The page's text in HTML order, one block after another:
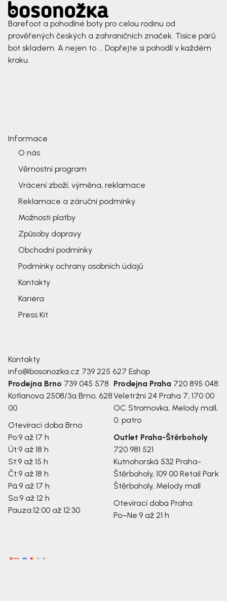
Barefoot a pohodlné boty pro celou rodinu od
prověřených českých a zahraničních značek. Tisíce párů
bot skladem. A nejen to ... Dopřejte si pohodlí v každém
kroku.
Informace
O nás
Věrnostní program
Vrácení zboží, výměna, reklamace
Reklamace a záruční podmínky
Možnosti platby
Způsoby dopravy
Obchodní podmínky
Podmínky ochrany osobních údajů
Kontakty
Kariéra
Press Kit
Kontakty
info@bosonozka.cz 739 225 627 Eshop
Prodejna Brno 739 045 578
Kotlanova 2508/3a Brno, 628
00
Otevírací doba Brno
Po:9 až 17 h
Út:9 až 18 h
St:9 až 15 h
Čt:9 až 18 h
Pá:9 až 17 h
So:9 až 12 h
Pauza:12:00 až 12:30
Prodejna Praha 720 895 048
Veletržní 24 Praha 7, 170 00
OC Stromovka, Melody mall,
0. patro
Outlet Praha-Štěrboholy
720 981 521
Kutnohorská 532 Praha-
Štěrboholy, 109 00 Retail Park
Štěrboholy, Melody mall
Otevírací doba Praha
Po–Ne:9 až 21 h